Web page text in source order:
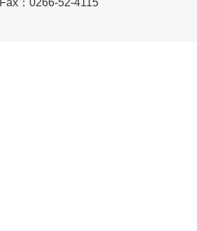
Fax：0266-52-4115